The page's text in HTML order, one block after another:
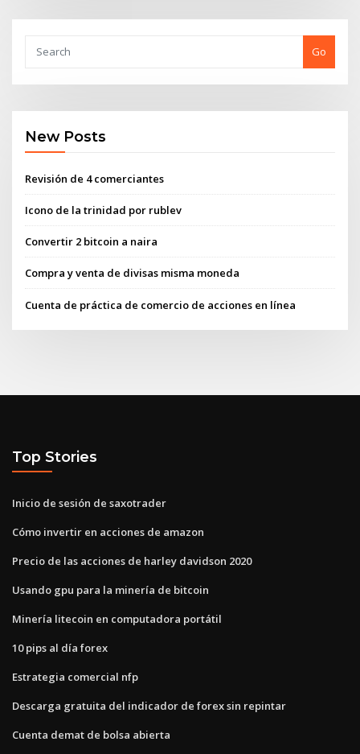
Go
New Posts
Revisión de 4 comerciantes
Icono de la trinidad por rublev
Convertir 2 bitcoin a naira
Compra y venta de divisas misma moneda
Cuenta de práctica de comercio de acciones en línea
Top Stories
Inicio de sesión de saxotrader
Cómo invertir en acciones de amazon
Precio de las acciones de harley davidson 2020
Usando gpu para la minería de bitcoin
Minería litecoin en computadora portátil
10 pips al día forex
Estrategia comercial nfp
Descarga gratuita del indicador de forex sin repintar
Cuenta demat de bolsa abierta